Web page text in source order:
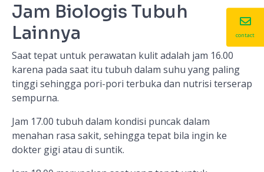
Jam Biologis Tubuh
Lainnya
Saat tepat untuk perawatan kulit adalah jam 16.00
karena pada saat itu tubuh dalam suhu yang paling
tinggi sehingga pori-pori terbuka dan nutrisi terserap
sempurna.
Jam 17.00 tubuh dalam kondisi puncak dalam
menahan rasa sakit, sehingga tepat bila ingin ke
dokter gigi atau di suntik.
contact